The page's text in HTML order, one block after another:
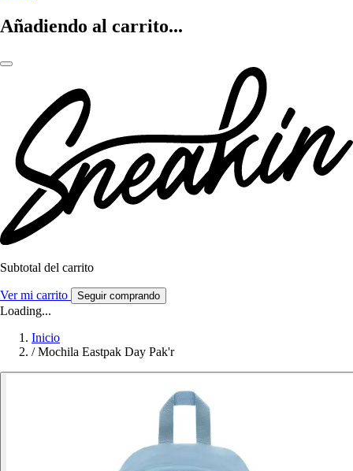
Añadiendo al carrito...
Subtotal del carrito
Ver mi carrito Seguir comprando
Loading...
Inicio
/ Mochila Eastpak Day Pak'r